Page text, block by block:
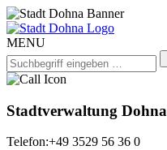
MENU
Stadtverwaltung Dohna
Telefon:+49 3529 56 36 0